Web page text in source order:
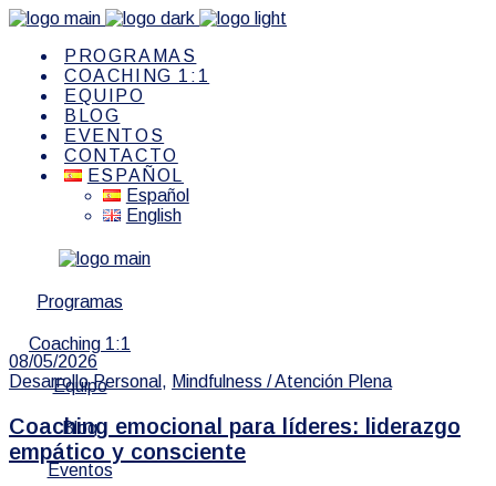
PROGRAMAS
COACHING 1:1
EQUIPO
BLOG
EVENTOS
CONTACTO
ESPAÑOL
Español
English
Programas
Coaching 1:1
Equipo
Blog
Eventos
08/05/2026
Desarrollo Personal , Mindfulness / Atención Plena
Coaching emocional para líderes: liderazgo
empático y consciente